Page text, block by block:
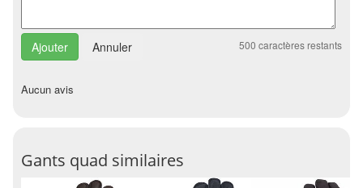
Annuler 500 caractères restants
Aucun avis
Gants quad similaires